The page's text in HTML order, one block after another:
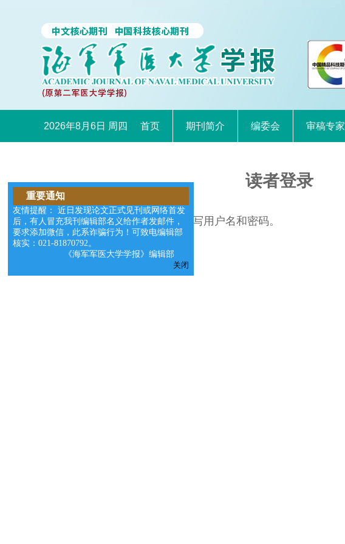
2026年8月6日 周四 首页 期刊简介 编委会 审稿专家
读者登录
请在右边的输入框中填写用户名和密码。
重要通知
友情提醒： 近日发现论文正式见刊或网络首发
后，有人冒充我刊编辑部名义给作者发邮件，
要求添加微信，此系诈骗行为！可致电编辑部
核实：021-81870792。
《海军军医大学学报》编辑部
关闭